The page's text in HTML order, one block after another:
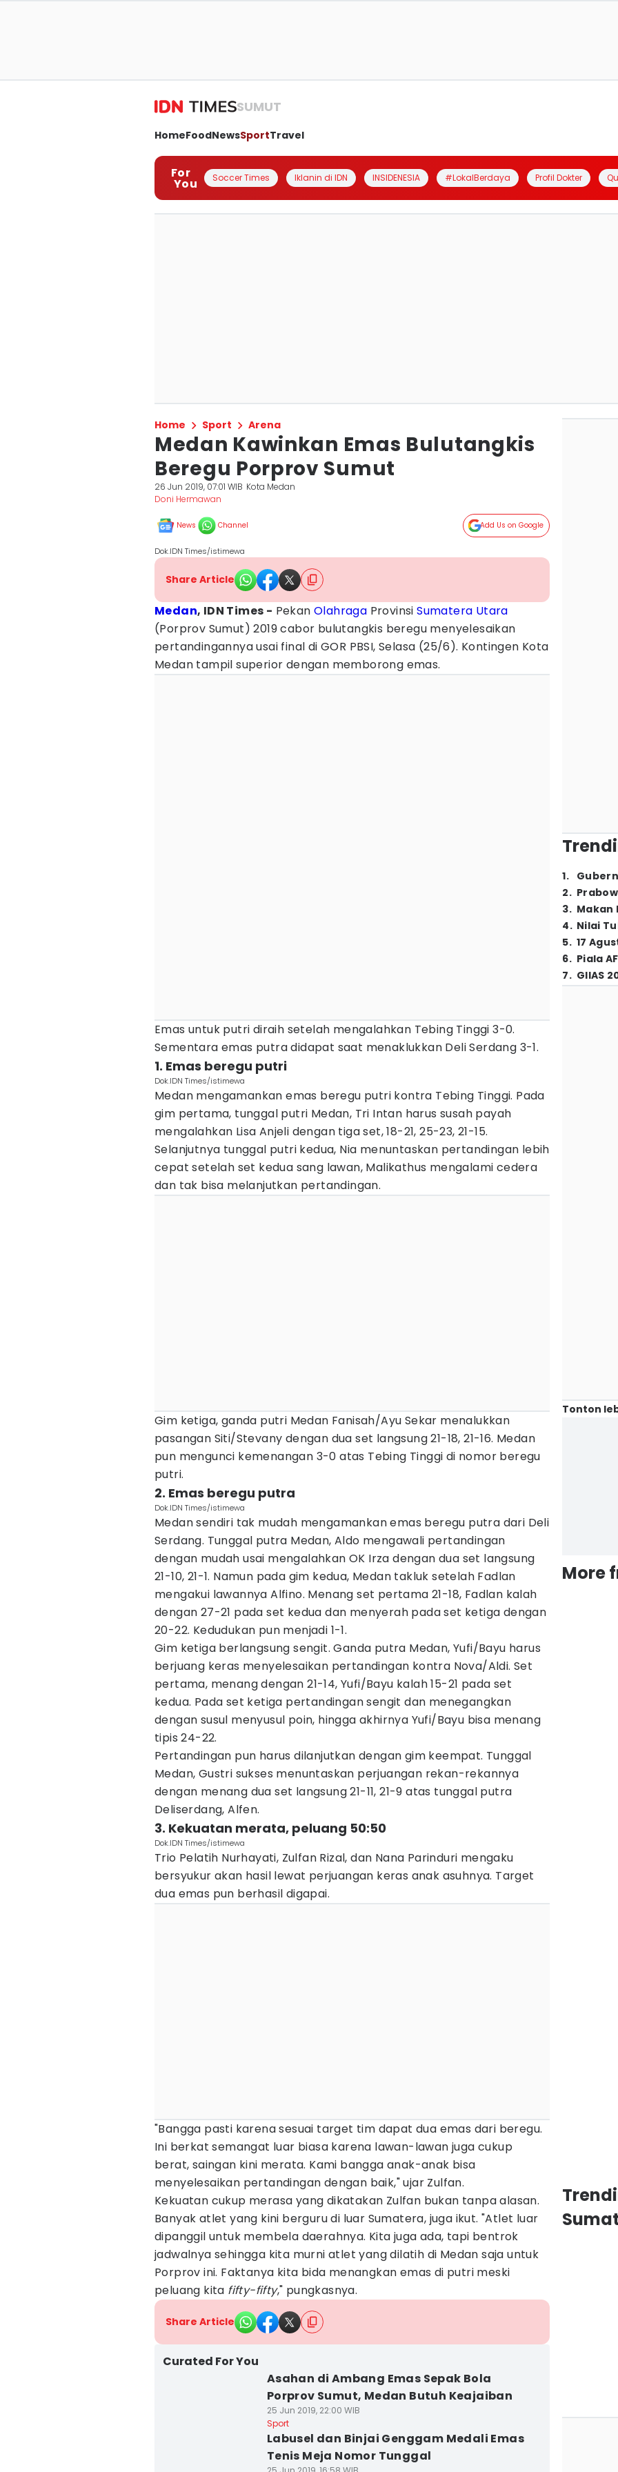
SUMUT
HomeFoodNewsSportTravel
For
You Soccer Times Iklanin di IDN INSIDENESIA #LokalBerdaya Profil Dokter
Home Sport Arena
Medan Kawinkan Emas Bulutangkis
Beregu Porprov Sumut
26 Jun 2019, 07:01 WIB Kota Medan
Doni Hermawan
News Channel Add Us on Google
Dok.IDN Times/istimewa
Share Article
Medan, IDN Times - PekanOlahraga ProvinsiSumatera Utara
(Porprov Sumut) 2019 cabor bulutangkis beregu menyelesaikan
pertandingannya usai final di GOR PBSI, Selasa (25/6). Kontingen Kota
Medan tampil superior dengan memborong emas.
Emas untuk putri diraih setelah mengalahkan Tebing Tinggi 3-0.
Sementara emas putra didapat saat menaklukkan Deli Serdang 3-1.
1. Emas beregu putri
Dok.IDN Times/istimewa
Medan mengamankan emas beregu putri kontra Tebing Tinggi. Pada
gim pertama, tunggal putri Medan, Tri Intan harus susah payah
mengalahkan Lisa Anjeli dengan tiga set, 18-21, 25-23, 21-15.
Selanjutnya tunggal putri kedua, Nia menuntaskan pertandingan lebih
cepat setelah set kedua sang lawan, Malikathus mengalami cedera
dan tak bisa melanjutkan pertandingan.
Gim ketiga, ganda putri Medan Fanisah/Ayu Sekar menalukkan
pasangan Siti/Stevany dengan dua set langsung 21-18, 21-16. Medan
pun mengunci kemenangan 3-0 atas Tebing Tinggi di nomor beregu
putri.
2. Emas beregu putra
Dok.IDN Times/istimewa
Medan sendiri tak mudah mengamankan emas beregu putra dari Deli
Serdang. Tunggal putra Medan, Aldo mengawali pertandingan
dengan mudah usai mengalahkan OK Irza dengan dua set langsung
21-10, 21-1. Namun pada gim kedua, Medan takluk setelah Fadlan
mengakui lawannya Alfino. Menang set pertama 21-18, Fadlan kalah
dengan 27-21 pada set kedua dan menyerah pada set ketiga dengan
20-22. Kedudukan pun menjadi 1-1.
Gim ketiga berlangsung sengit. Ganda putra Medan, Yufi/Bayu harus
berjuang keras menyelesaikan pertandingan kontra Nova/Aldi. Set
pertama, menang dengan 21-14, Yufi/Bayu kalah 15-21 pada set
kedua. Pada set ketiga pertandingan sengit dan menegangkan
dengan susul menyusul poin, hingga akhirnya Yufi/Bayu bisa menang
tipis 24-22.
Pertandingan pun harus dilanjutkan dengan gim keempat. Tunggal
Medan, Gustri sukses menuntaskan perjuangan rekan-rekannya
dengan menang dua set langsung 21-11, 21-9 atas tunggal putra
Deliserdang, Alfen.
3. Kekuatan merata, peluang 50:50
Dok.IDN Times/istimewa
Trio Pelatih Nurhayati, Zulfan Rizal, dan Nana Parinduri mengaku
bersyukur akan hasil lewat perjuangan keras anak asuhnya. Target
dua emas pun berhasil digapai.
"Bangga pasti karena sesuai target tim dapat dua emas dari beregu.
Ini berkat semangat luar biasa karena lawan-lawan juga cukup
berat, saingan kini merata. Kami bangga anak-anak bisa
menyelesaikan pertandingan dengan baik," ujar Zulfan.
Kekuatan cukup merasa yang dikatakan Zulfan bukan tanpa alasan.
Banyak atlet yang kini berguru di luar Sumatera, juga ikut. "Atlet luar
dipanggil untuk membela daerahnya. Kita juga ada, tapi bentrok
jadwalnya sehingga kita murni atlet yang dilatih di Medan saja untuk
Porprov ini. Faktanya kita bida menangkan emas di putri meski
peluang kita fifty-fifty," pungkasnya.
Share Article
Curated For You
Asahan di Ambang Emas Sepak Bola
Porprov Sumut, Medan Butuh Keajaiban
25 Jun 2019, 22:00 WIB
Sport
Labusel dan Binjai Genggam Medali Emas
Tenis Meja Nomor Tunggal
1.
2.
3. Makan
4. Nilai
5. 17
6. Piala
7. GIIAS
Tonton
More